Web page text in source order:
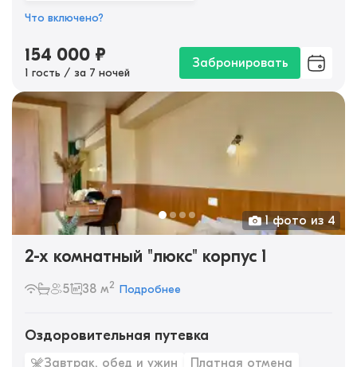
Что включено?
154 000 ₽
1 гость / за 7 ночей
Забронировать
1 фото из 4
2-х комнатный "люкс" корпус 1
5 38 м2 Подробнее
Оздоровительная путевка
Завтрак, обед и ужин Платная отмена